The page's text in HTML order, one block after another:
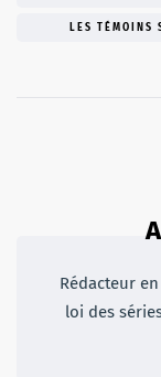
LES TÉMOINS
Rédacteur
loi des